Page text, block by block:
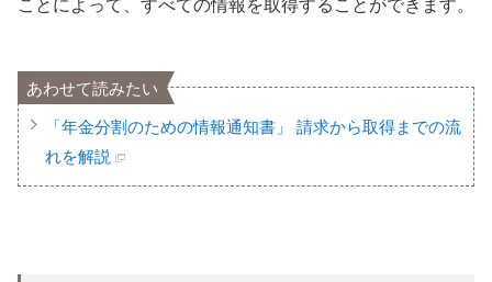
ことによって、すべての情報を取得することができます。
あわせて読みたい
「年金分割のための情報通知書」 請求から取得までの流
れを解説